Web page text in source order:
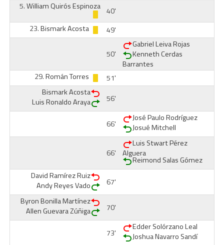
5.William Quirós Espinoza 40'
23.Bismark Acosta 49'
50'
Gabriel Leiva Rojas
Kenneth Cerdas
Barrantes
29.Román Torres
51'
Bismark Acosta
Luis Ronaldo Araya
56'
66'
José Paulo Rodríguez
Josué Mitchell
66'
Luis Stwart Pérez
Alguera
Reimond Salas Gómez
David Ramírez Ruiz
Andy Reyes Vado
67'
Byron Bonilla Martínez
Allen Guevara Zúñiga
70'
73'
Edder Solórzano Leal
Joshua Navarro Sandí